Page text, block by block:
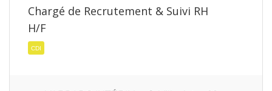
Chargé de Recrutement & Suivi RH
H/F